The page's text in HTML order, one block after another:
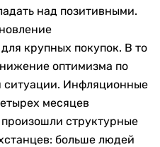
над позитивными.
крупных покупок. В то
оптимизма по
ситуации. Инфляционные
месяцев
структурные
больше людей